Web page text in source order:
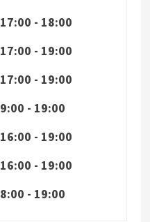
17:00 - 18:00
17:00 - 19:00
17:00 - 19:00
9:00 - 19:00
16:00 - 19:00
16:00 - 19:00
8:00 - 19:00